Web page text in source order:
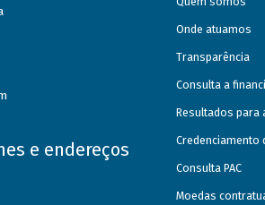
e endereços
Onde atuamos
Transparência
Consulta a
Resultados para
Credenciamento
Consulta PAC
Moedas